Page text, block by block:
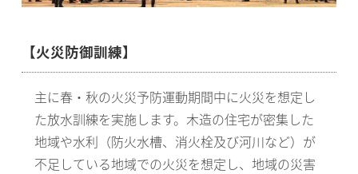
【火災防御訓練】
主に春・秋の火災予防運動期間中に火災を想定し
た放水訓練を実施します。木造の住宅が密集した
地域や水利（防火水槽、消火栓及び河川など）が
不足している地域での火災を想定し、地域の災害